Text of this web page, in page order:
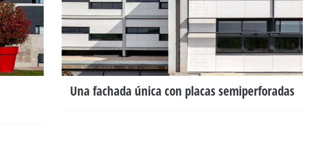
Una fachada única con placas semiperforadas